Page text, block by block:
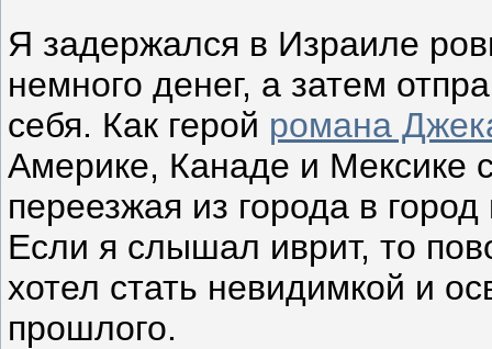
Я задержался в Израиле
немного денег, а затем
себя. Как герой романа
Америке, Канаде и Мексике
переезжая из города в
Если я слышал иврит, то
хотел стать невидимкой и
прошлого.